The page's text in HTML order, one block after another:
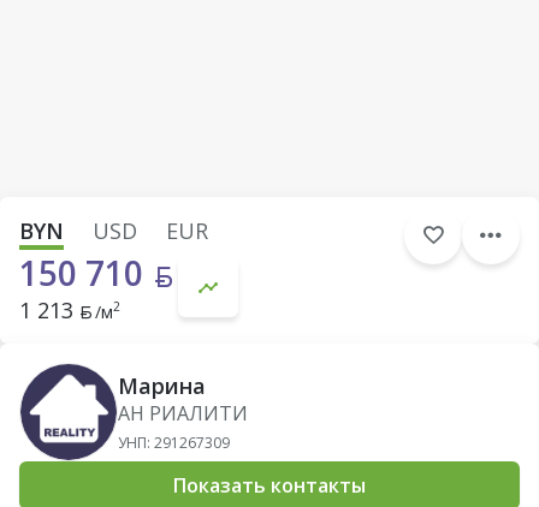
BYN USD EUR
150 710
1 213 /м2
Марина
АН РИАЛИТИ
УНП: 291267309
Показать контакты